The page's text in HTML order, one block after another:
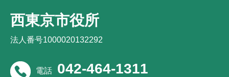
西東京市役所
法人番号1000020132292
電話 042-464-1311